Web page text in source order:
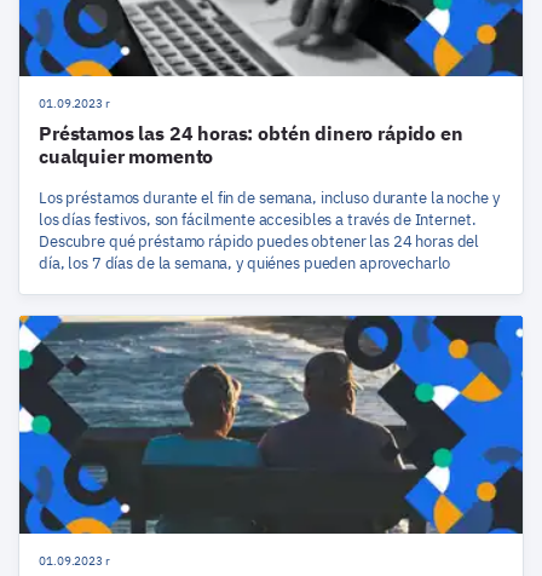
01.09.2023 r
Préstamos las 24 horas: obtén dinero rápido en
cualquier momento
Los préstamos durante el fin de semana, incluso durante la noche y
los días festivos, son fácilmente accesibles a través de Internet.
Descubre qué préstamo rápido puedes obtener las 24 horas del
día, los 7 días de la semana, y quiénes pueden aprovecharlo
01.09.2023 r